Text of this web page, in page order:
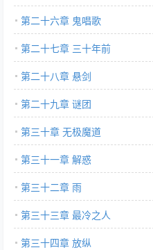
第二十六章 鬼唱歌
第二十七章 三十年前
第二十八章 悬剑
第二十九章 谜团
第三十章 无极魔道
第三十一章 解惑
第三十二章 雨
第三十三章 最冷之人
第三十四章 放纵